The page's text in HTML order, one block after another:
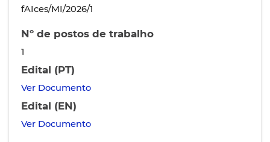
fAIces/MI/2026/1
Nº de postos de trabalho
1
Edital (PT)
Ver Documento
Edital (EN)
Ver Documento